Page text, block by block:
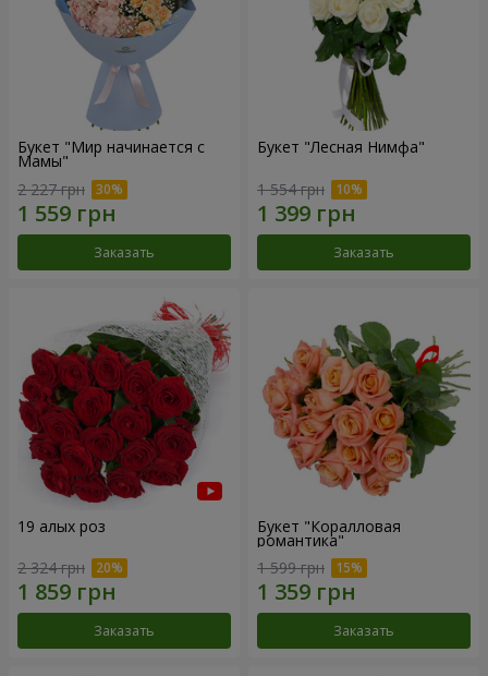
Букет "Мир начинается с
Мамы"
2 227 грн
Заказать
Букет "Лесная Нимфа"
1 554 грн
Заказать
19 алых роз
2 324 грн
Заказать
Букет "Коралловая
романтика"
1 599 грн
Заказать